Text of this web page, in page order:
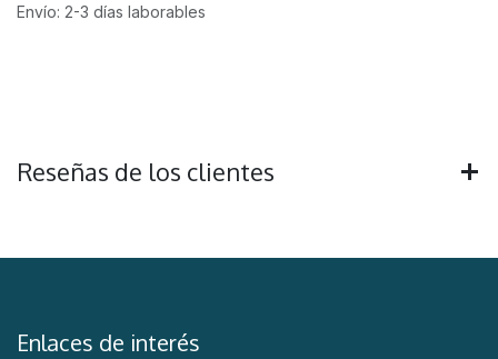
Envío: 2-3 días laborables
Reseñas de los clientes
Enlaces de interés